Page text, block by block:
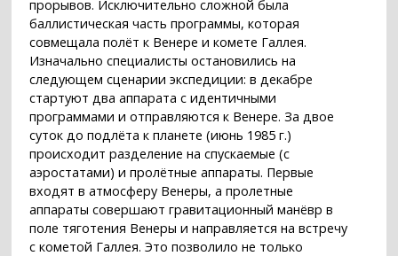
прорывов. Исключительно сложной была
баллистическая часть программы, которая
совмещала полёт к Венере и комете Галлея.
Изначально специалисты остановились на
следующем сценарии экспедиции: в декабре
стартуют два аппарата с идентичными
программами и отправляются к Венере. За двое
суток до подлёта к планете (июнь 1985 г.)
происходит разделение на спускаемые (с
аэростатами) и пролётные аппараты. Первые
входят в атмосферу Венеры, а пролетные
аппараты совершают гравитационный манёвр в
поле тяготения Венеры и направляется на встречу
с кометой Галлея. Это позволило не только